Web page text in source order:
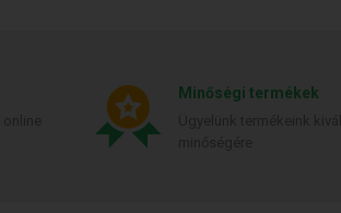
Minőségi termékek